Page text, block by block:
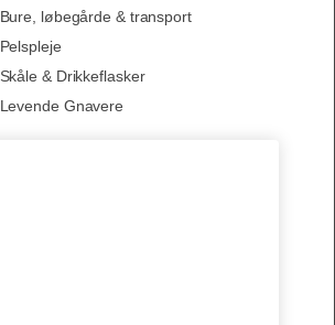
Bure, løbegårde & transport
Pelspleje
Skåle & Drikkeflasker
Levende Gnavere